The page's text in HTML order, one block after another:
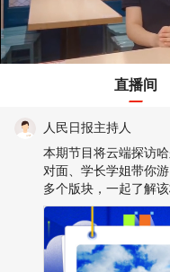
直播间
人民日报主持人
本期节目将云端探访
对面、学长学姐带你
多个版块，一起了解该